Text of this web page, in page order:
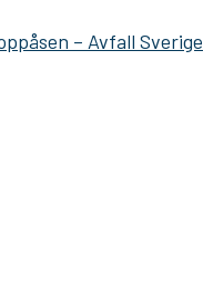
– Avfall Sverige